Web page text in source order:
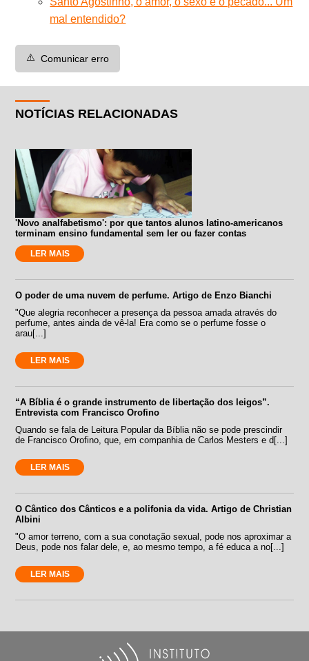
mal entendido?
⚠️ Comunicar erro
NOTÍCIAS RELACIONADAS
'Novo analfabetismo': por que tantos alunos latino-americanos
terminam ensino fundamental sem ler ou fazer contas
LER MAIS
O poder de uma nuvem de perfume. Artigo de Enzo Bianchi
"Que alegria reconhecer a presença da pessoa amada através do
perfume, antes ainda de vê-la! Era como se o perfume fosse o
arau[...]
LER MAIS
“A Bíblia é o grande instrumento de libertação dos leigos”.
Entrevista com Francisco Orofino
Quando se fala de Leitura Popular da Bíblia não se pode prescindir
de Francisco Orofino, que, em companhia de Carlos Mesters e d[...]
LER MAIS
O Cântico dos Cânticos e a polifonia da vida. Artigo de Christian
Albini
"O amor terreno, com a sua conotação sexual, pode nos aproximar a
Deus, pode nos falar dele, e, ao mesmo tempo, a fé educa a no[...]
LER MAIS